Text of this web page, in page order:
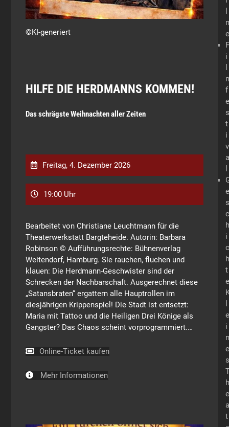
©KI-generiert
HILFE DIE HERDMANNS KOMMEN!
Das schrägste Weihnachten aller Zeiten
Freitag, 4. Dezember 2026
19:00 Uhr
Bearbeitet von Christiane Leuchtmann für die
Theaterwerkstatt Bargteheide. Autorin: Barbara
Robinson © Aufführungsrechte: Bühnenverlag
Weitendorf, Hamburg. Sie rauchen, fluchen und
klauen: Die Herdmann-Geschwister sind der
Schrecken der Nachbarschaft. Ausgerechnet diese
„Satansbraten“ ergattern alle Hauptrollen im
diesjährigen Krippenspiel! Die Stadt ist entsetzt:
Maria mit Tattoo und die Heiligen Drei Könige als
Gangster? Das Chaos scheint vorprogrammiert.…
Online-Ticket kaufen
Mehr Informationen
e
F
i
f
e
s
t
i
v
a
e
s
c
h
i
c
h
t
e
e
i
n
e
s
h
e
a
t